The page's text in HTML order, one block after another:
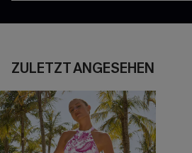
ZULETZT ANGESEHEN